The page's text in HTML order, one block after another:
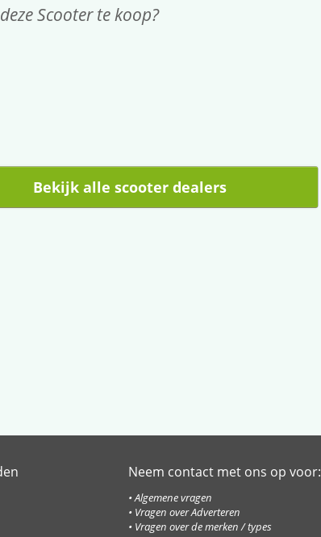
Bekijk alle scooter dealers
Neem contact met ons op voor:
• Algemene vragen
• Vragen over Adverteren
• Vragen over de merken / types
Scooter te koop?